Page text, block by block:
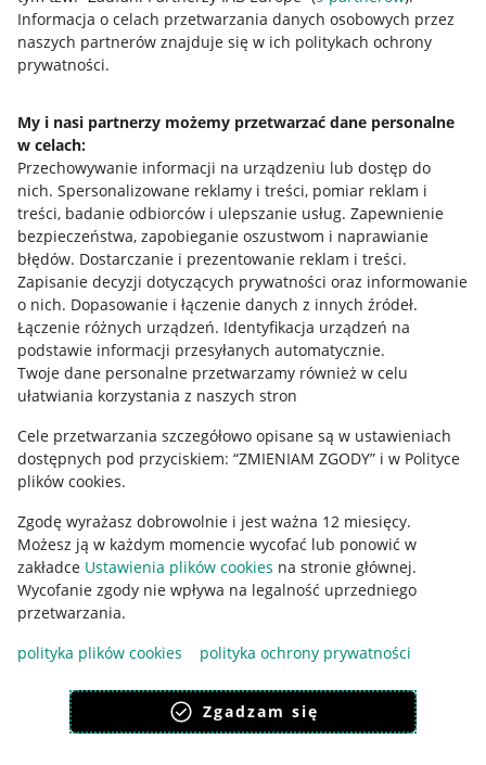
Informacja o celach przetwarzania danych osobowych przez
naszych partnerów znajduje się w ich politykach ochrony
prywatności.
My i nasi partnerzy możemy przetwarzać dane personalne
w celach:
Przechowywanie informacji na urządzeniu lub dostęp do
nich. Spersonalizowane reklamy i treści, pomiar reklam i
treści, badanie odbiorców i ulepszanie usług. Zapewnienie
bezpieczeństwa, zapobieganie oszustwom i naprawianie
błędów. Dostarczanie i prezentowanie reklam i treści.
Zapisanie decyzji dotyczących prywatności oraz informowanie
o nich. Dopasowanie i łączenie danych z innych źródeł.
Łączenie różnych urządzeń. Identyfikacja urządzeń na
podstawie informacji przesyłanych automatycznie.
Twoje dane personalne przetwarzamy również w celu
ułatwiania korzystania z naszych stron
Cele przetwarzania szczegółowo opisane są w ustawieniach
dostępnych pod przyciskiem: “ZMIENIAM ZGODY” i w Polityce
plików cookies.
Zgodę wyrażasz dobrowolnie i jest ważna 12 miesięcy.
Możesz ją w każdym momencie wycofać lub ponowić w
zakładce Ustawienia plików cookies na stronie głównej.
Wycofanie zgody nie wpływa na legalność uprzedniego
przetwarzania.
polityka plików cookies
polityka ochrony prywatności
Zgadzam się
Polityka plików "cookies"
Ustawienia plików "cookies"
Informacje dla Aktu o Usługach Cyfrowych
Pobierz aplikację
Korzystanie z serwisu oznacza akceptacjęregulaminu.